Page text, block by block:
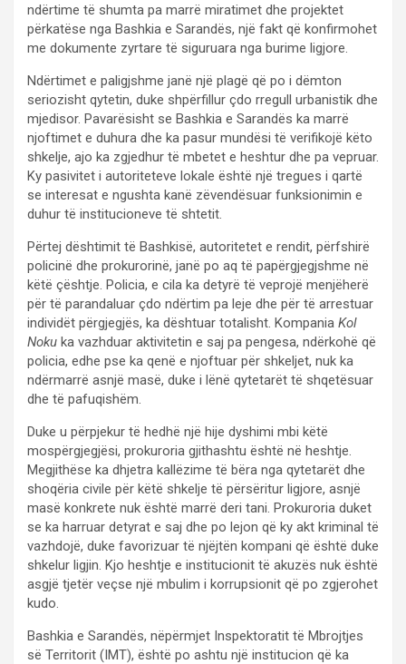
ndërtime të shumta pa marrë miratimet dhe projektet
përkatëse nga Bashkia e Sarandës, një fakt që konfirmohet
me dokumente zyrtare të siguruara nga burime ligjore.
Ndërtimet e paligjshme janë një plagë që po i dëmton
seriozisht qytetin, duke shpërfillur çdo rregull urbanistik dhe
mjedisor. Pavarësisht se Bashkia e Sarandës ka marrë
njoftimet e duhura dhe ka pasur mundësi të verifikojë këto
shkelje, ajo ka zgjedhur të mbetet e heshtur dhe pa vepruar.
Ky pasivitet i autoriteteve lokale është një tregues i qartë
se interesat e ngushta kanë zëvendësuar funksionimin e
duhur të institucioneve të shtetit.
Përtej dështimit të Bashkisë, autoritetet e rendit, përfshirë
policinë dhe prokurorinë, janë po aq të papërgjegjshme në
këtë çështje. Policia, e cila ka detyrë të veprojë menjëherë
për të parandaluar çdo ndërtim pa leje dhe për të arrestuar
individët përgjegjës, ka dështuar totalisht. Kompania Kol
Noku ka vazhduar aktivitetin e saj pa pengesa, ndërkohë që
policia, edhe pse ka qenë e njoftuar për shkeljet, nuk ka
ndërmarrë asnjë masë, duke i lënë qytetarët të shqetësuar
dhe të pafuqishëm.
Duke u përpjekur të hedhë një hije dyshimi mbi këtë
mospërgjegjësi, prokuroria gjithashtu është në heshtje.
Megjithëse ka dhjetra kallëzime të bëra nga qytetarët dhe
shoqëria civile për këtë shkelje të përsëritur ligjore, asnjë
masë konkrete nuk është marrë deri tani. Prokuroria duket
se ka harruar detyrat e saj dhe po lejon që ky akt kriminal të
vazhdojë, duke favorizuar të njëjtën kompani që është duke
shkelur ligjin. Kjo heshtje e institucionit të akuzës nuk është
asgjë tjetër veçse një mbulim i korrupsionit që po zgjerohet
kudo.
Bashkia e Sarandës, nëpërmjet Inspektoratit të Mbrojtjes
së Territorit (IMT), është po ashtu një institucion që ka